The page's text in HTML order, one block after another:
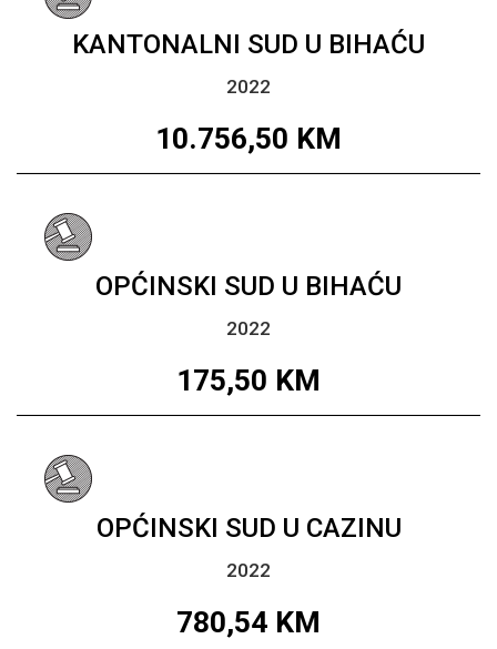
KANTONALNI SUD U BIHAĆU
2022
10.756,50 KM
OPĆINSKI SUD U BIHAĆU
2022
175,50 KM
OPĆINSKI SUD U CAZINU
2022
780,54 KM